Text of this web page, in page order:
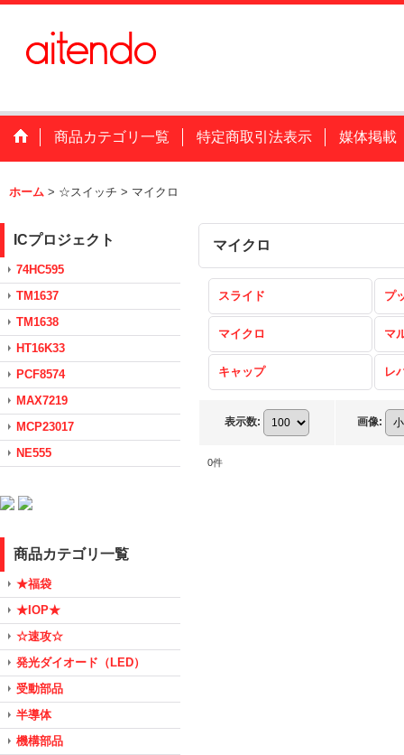
商品カテゴリ一覧 特定商取引法表示 媒体掲載
ホーム > ☆スイッチ > マイクロ
ICプロジェクト
74HC595
TM1637
TM1638
HT16K33
PCF8574
MAX7219
MCP23017
NE555
商品カテゴリ一覧
★福袋
★IOP★
☆速攻☆
発光ダイオード（LED）
受動部品
半導体
機構部品
マイクロ
スライド プ
マイクロ マ
キャップ レ
表示数: 画像:
0件